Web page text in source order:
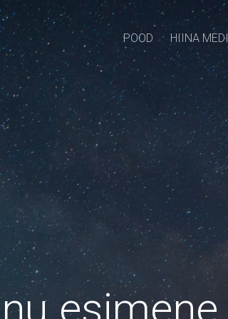
POOD HIINA